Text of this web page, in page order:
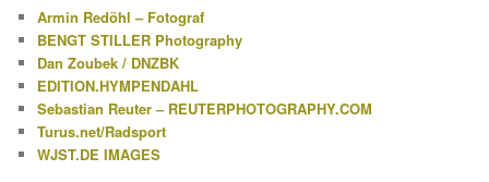
Armin Redöhl – Fotograf
BENGT STILLER Photography
Dan Zoubek / DNZBK
EDITION.HYMPENDAHL
Sebastian Reuter – REUTERPHOTOGRAPHY.COM
Turus.net/Radsport
WJST.DE IMAGES